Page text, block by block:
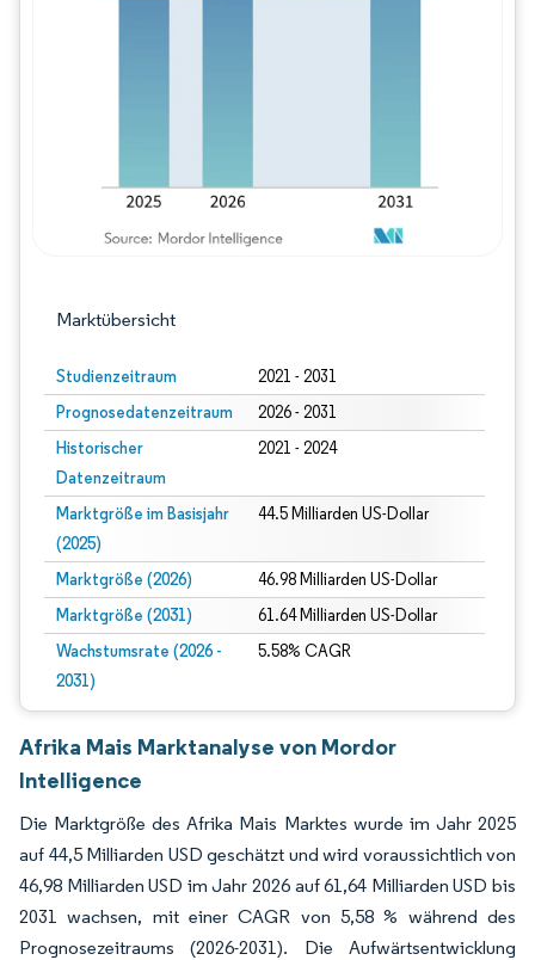
Marktübersicht
Studienzeitraum 2021 - 2031
Prognosedatenzeitraum 2026 - 2031
Historischer
Datenzeitraum
2021 - 2024
Marktgröße im Basisjahr
(2025)
44.5 Milliarden US-Dollar
Marktgröße (2026) 46.98 Milliarden US-Dollar
Marktgröße (2031) 61.64 Milliarden US-Dollar
Wachstumsrate (2026 -
2031)
5.58% CAGR
Afrika Mais Marktanalyse von Mordor
Intelligence
Die Marktgröße des Afrika Mais Marktes wurde im Jahr 2025
auf 44,5 Milliarden USD geschätzt und wird voraussichtlich von
46,98 Milliarden USD im Jahr 2026 auf 61,64 Milliarden USD bis
2031 wachsen, mit einer CAGR von 5,58 % während des
Prognosezeitraums (2026-2031). Die Aufwärtsentwicklung